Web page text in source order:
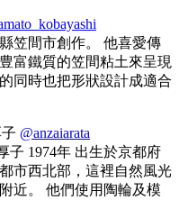
笠間市創作。 他喜愛傳
富鐵質的笠間粘土來呈現
同時也把形狀設計成適合
@anzaiarata
子 1974年 出生於京都府
市西北部，這裡自然風光
近。 他們使用陶輪及模